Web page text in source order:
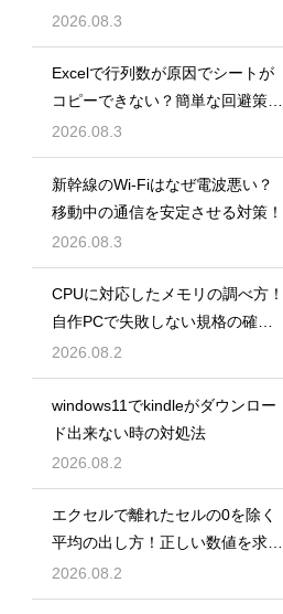
数
2026.08.3
Excelで行列数が原因でシートが
コピーできない？簡単な回避策を
解説
2026.08.3
新幹線のWi-Fiはなぜ電波悪い？
移動中の通信を安定させる対策！
2026.08.3
CPUに対応したメモリの調べ方！
自作PCで失敗しない規格の確認
手順
2026.08.2
windows11でkindleがダウンロー
ド出来ない時の対処法
2026.08.2
エクセルで離れたセルの0を除く
平均の出し方！正しい数値を求め
る！
2026.08.2